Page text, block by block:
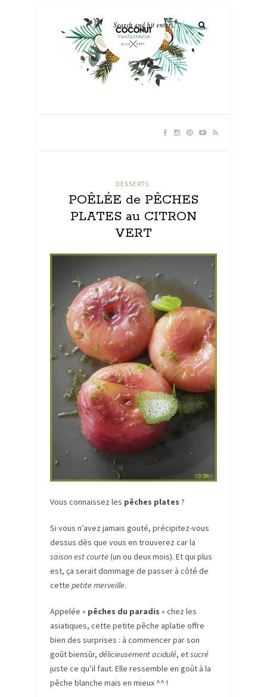
DESSERTS
POÊLÉE de PÊCHES
PLATES au CITRON
VERT
Vous connaissez les pêches plates ?
Si vous n’avez jamais gouté, précipitez-vous
dessus dès que vous en trouverez car la
saison est courte(un ou deux mois). Et qui plus
est, ça serait dommage de passer à côté de
cette petite merveille.
Appelée « pêches du paradis » chez les
asiatiques, cette petite pêche aplatie offre
bien des surprises : à commencer par son
goût biensûr, délicieusement acidulé, etsucré
juste ce qu’il faut. Elle ressemble en goût à la
pêche blanche mais en mieux ^^ !